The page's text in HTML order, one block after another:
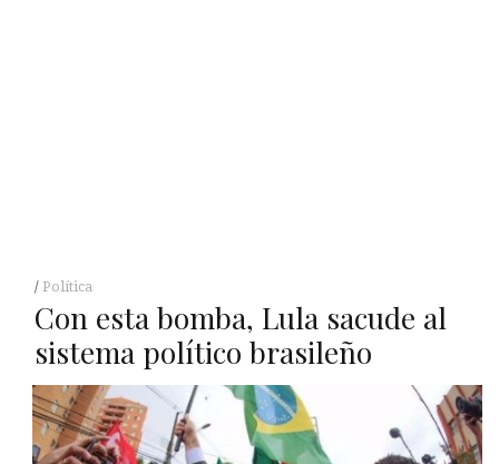
Política
Con esta bomba, Lula sacude al
sistema político brasileño